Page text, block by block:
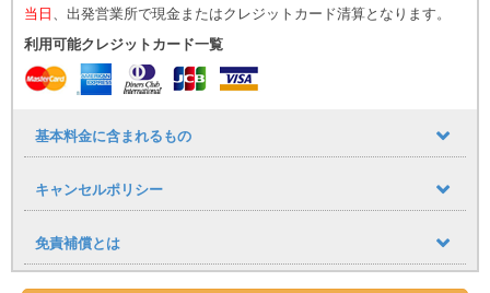
免責補償込み価格！思いがけぬトラブル等でも大丈夫！
（※交通法規違反、公序良俗に反する行為によるトラブル、タイヤホ
イルキャップの破損・紛失は補償対象外）
さらに・・！NOC補償完備（レンタカーの休業補償）
などフルカバー！
旅行中のもしもに備えましょう♪
読谷村内送迎無料！
ご利用希望でしたら事前にご連絡お願いします♪
＊スタッフの勤務状況、予約状況により送迎お受けできないことも
ございます。予めご了承下さい＊
当日、出発営業所で現金またはクレジットカード清算となります。
利用可能クレジットカード一覧
基本料金に含まれるもの
キャンセルポリシー
免責補償とは